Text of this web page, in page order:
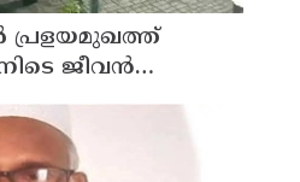
പ്രളയമുഖത്ത്
ജീവൻ
ഭൗതിക
കാണിച്ചതായി